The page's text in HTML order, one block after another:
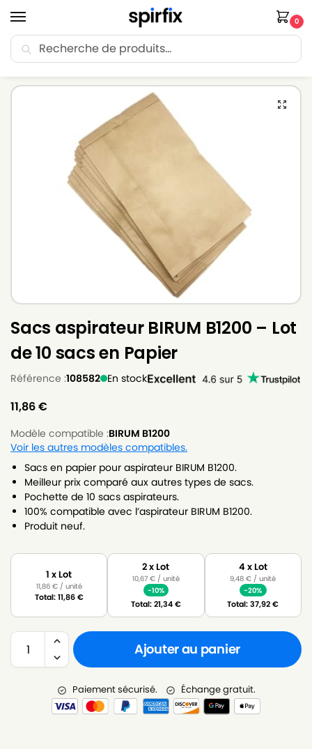
0
🚚 Livraison Point Relais offerte dès 30€ d’achat.
Sacs aspirateur BIRUM B1200 – Lot
de 10 sacs en Papier
Référence :108582 En stock
11,86€
Modèle compatible :BIRUM B1200
Voir les autres modèles compatibles.
Sacs en papier pour aspirateur BIRUM B1200.
Meilleur prix comparé aux autres types de sacs.
Pochette de 10 sacs aspirateurs.
100% compatible avec l’aspirateur BIRUM B1200.
Produit neuf.
1 x Lot
11,86 €/ unité
Total:11,86€
2 x Lot
10,67 €/ unité
-10%
Total:21,34€
4 x Lot
9,48€ / unité
-20%
Total:37,92€
Ajouter au panier
Paiement sécurisé. Échange gratuit.